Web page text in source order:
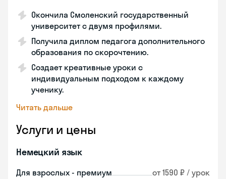
Окончила Смоленский государственный
университет с двумя профилями.
Получила диплом педагога дополнительного
образования по скорочтению.
Создает креативные уроки с
индивидуальным подходом к каждому
ученику.
Читать дальше
Услуги и цены
Немецкий язык
Для взрослых - премиум от 1590 ₽ / урок